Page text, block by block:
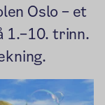
Oslo – et
1.–10. trinn.